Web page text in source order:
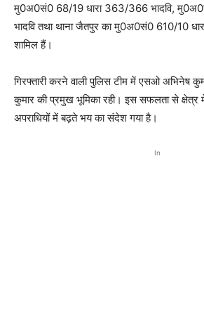
मु0अ0सं0 68/19 धारा 363/366 भादवि,
भादवि तथा थाना जैतपुर का मु0अ0सं0 610/10
शामिल हैं।
गिरफ्तारी करने वाली पुलिस टीम में एसओ अभिनेष
कुमार की प्रमुख भूमिका रही। इस सफलता से
अपराधियों में बढ़ते भय का संदेश गया है।
In